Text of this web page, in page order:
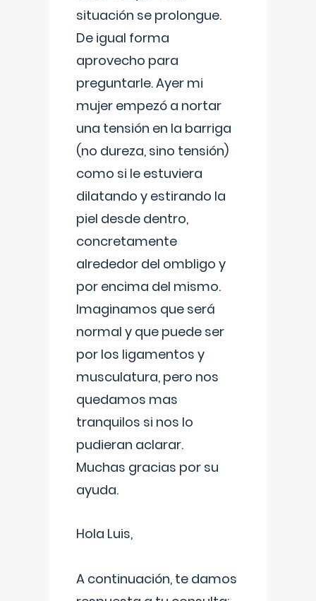
situación se prolongue.
De igual forma
aprovecho para
preguntarle. Ayer mi
mujer empezó a nortar
una tensión en la barriga
(no dureza, sino tensión)
como si le estuviera
dilatando y estirando la
piel desde dentro,
concretamente
alrededor del ombligo y
por encima del mismo.
Imaginamos que será
normal y que puede ser
por los ligamentos y
musculatura, pero nos
quedamos mas
tranquilos si nos lo
pudieran aclarar.
Muchas gracias por su
ayuda.
Hola Luis,
A continuación, te damos